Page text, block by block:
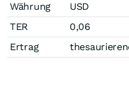
Währung
USD
TER
0,06
Ertrag